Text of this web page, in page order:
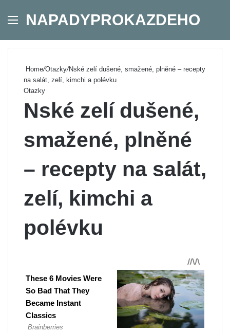
Menu
NAPADYPROKAZDEHO
Home/Otazky/Nské zelí dušené, smažené, plněné – recepty
na salát, zelí, kimchi a polévku
Otazky
Nské zelí dušené,
smažené, plněné
– recepty na salát,
zelí, kimchi a
polévku